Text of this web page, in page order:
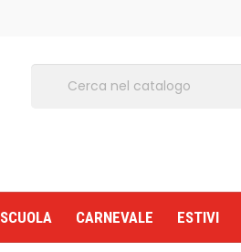
SCUOLA CARNEVALE ESTIVI